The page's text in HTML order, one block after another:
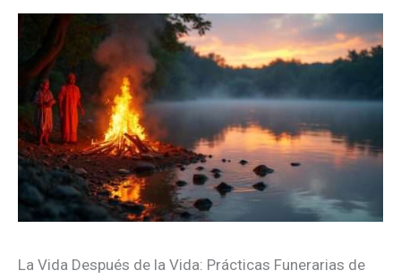
La Vida Después de la Vida: Prácticas Funerarias de